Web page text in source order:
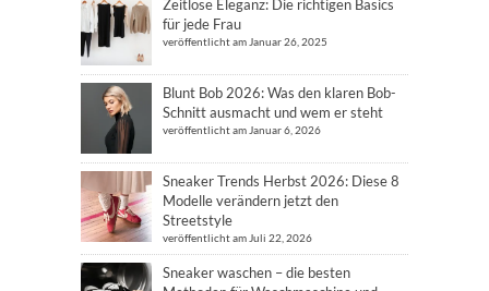
Zeitlose Eleganz: Die richtigen Basics
für jede Frau
veröffentlicht am Januar 26, 2025
Blunt Bob 2026: Was den klaren Bob-
Schnitt ausmacht und wem er steht
veröffentlicht am Januar 6, 2026
Sneaker Trends Herbst 2026: Diese 8
Modelle verändern jetzt den
Streetstyle
veröffentlicht am Juli 22, 2026
Sneaker waschen – die besten